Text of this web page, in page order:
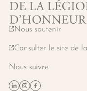
Nous soutenir
Consulter le site de
Nous suivre
Suivez-nous sur
Suivez-nous sur
Suivez-nous sur